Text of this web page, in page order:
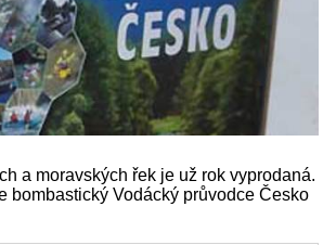
a moravských řek je už rok vyprodaná.
bombastický Vodácký průvodce Česko